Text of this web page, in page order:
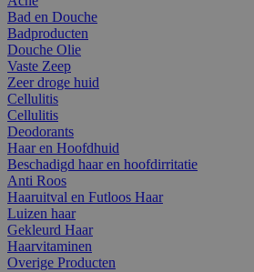
Bad en Douche
Badproducten
Douche Olie
Vaste Zeep
Zeer droge huid
Cellulitis
Cellulitis
Deodorants
Haar en Hoofdhuid
Beschadigd haar en hoofdirritatie
Anti Roos
Haaruitval en Futloos Haar
Luizen haar
Gekleurd Haar
Haarvitaminen
Overige Producten